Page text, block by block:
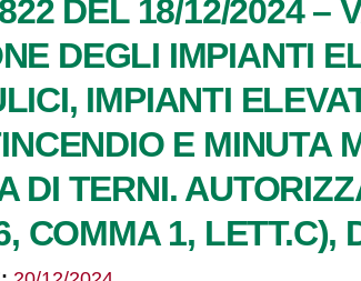
DEL 18/12/2024 –
DEGLI IMPIANTI
IMPIANTI
E MINUTA
DI TERNI.
COMMA 1,